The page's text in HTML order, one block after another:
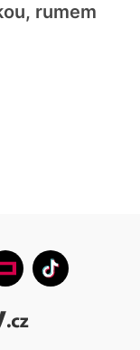
rumem